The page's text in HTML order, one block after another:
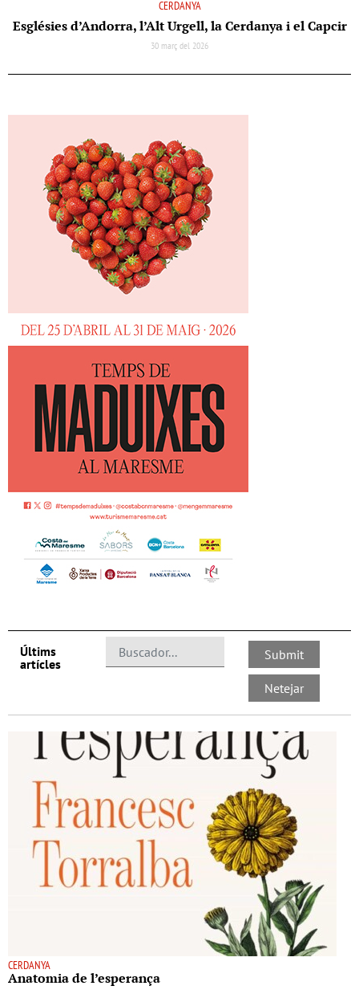
CERDANYA
Esglésies d’Andorra, l’Alt Urgell, la Cerdanya i el Capcir
30 març del 2026
Últims
artícles
CERDANYA
Anatomia de l’esperança